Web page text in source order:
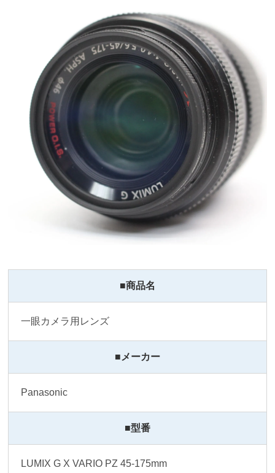
■商品名
一眼カメラ用レンズ
■メーカー
Panasonic
■型番
LUMIX G X VARIO PZ 45-175mm